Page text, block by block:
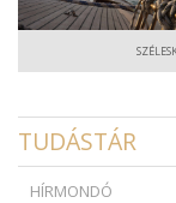
TUDÁSTÁR
HÍRMONDÓ